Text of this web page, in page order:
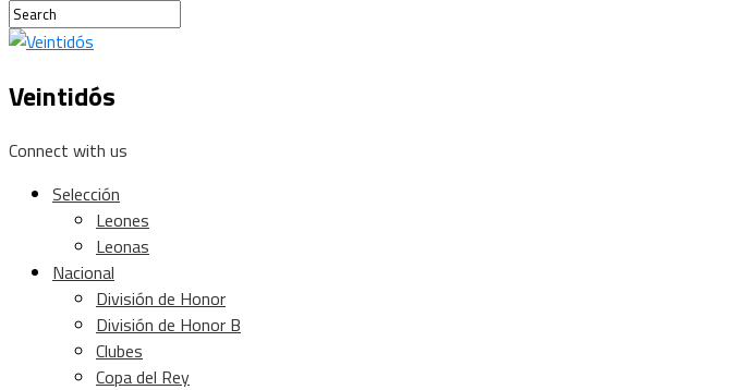
Veintidós
Connect with us
Selección
Leones
Leonas
Nacional
División de Honor
División de Honor B
Clubes
Copa del Rey